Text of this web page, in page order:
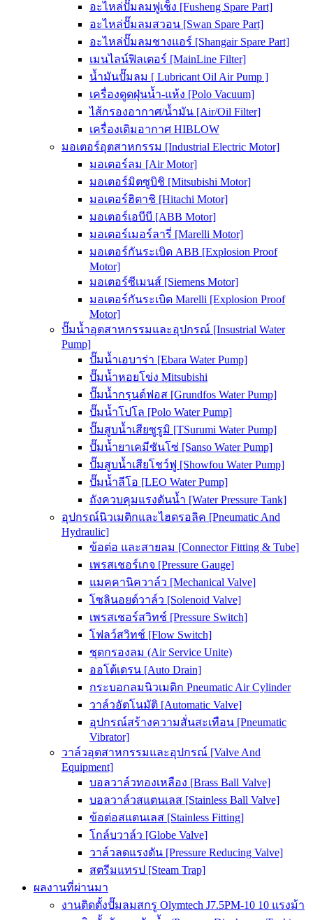
อะไหล่ปั๊มลมฟูเช็ง [Fusheng Spare Part]
อะไหล่ปั๊มลมสวอน [Swan Spare Part]
อะไหล่ปั๊มลมชางแอร์ [Shangair Spare Part]
เมนไลน์ฟิลเตอร์ [MainLine Filter]
น้ำมันปั๊มลม [ Lubricant Oil Air Pump ]
เครื่องดูดฝุ่นน้ำ-แห้ง [Polo Vacuum]
ไส้กรองอากาศ/น้ำมัน [Air/Oil Filter]
เครื่องเติมอากาศ HIBLOW
มอเตอร์อุตสาหกรรม [Industrial Electric Motor]
มอเตอร์ลม [Air Motor]
มอเตอร์มิตซูบิชิ [Mitsubishi Motor]
มอเตอร์ฮิตาชิ [Hitachi Motor]
มอเตอร์เอบีบี [ABB Motor]
มอเตอร์เมอร์ลารี่ [Marelli Motor]
มอเตอร์กันระเบิด ABB [Explosion Proof
Motor]
มอเตอร์ซีเมนส์ [Siemens Motor]
มอเตอร์กันระเบิด Marelli [Explosion Proof
Motor]
ปั๊มน้ำอุตสาหกรรมและอุปกรณ์ [Insustrial Water
Pump]
ปั๊มน้ำเอบาร่า [Ebara Water Pump]
ปั๊มน้ำหอยโข่ง Mitsubishi
ปั๊มน้ำกรุนด์ฟอส [Grundfos Water Pump]
ปั๊มน้ำโปโล [Polo Water Pump]
ปั๊มสูบน้ำเสียซูรูมิ [TSurumi Water Pump]
ปั๊มน้ำยาเคมีซันโซ่ [Sanso Water Pump]
ปั๊มสูบน้ำเสียโชว์ฟู [Showfou Water Pump]
ปั๊มน้ำลีโอ [LEO Water Pump]
ถังควบคุมแรงดันน้ำ [Water Pressure Tank]
อุปกรณ์นิวเมติกและไฮดรอลิค [Pneumatic And
Hydraulic]
ข้อต่อ และสายลม [Connector Fitting & Tube]
เพรสเชอร์เกจ [Pressure Gauge]
แมคคานิควาล์ว [Mechanical Valve]
โซลินอยด์วาล์ว [Solenoid Valve]
เพรสเชอร์สวิทช์ [Pressure Switch]
โฟลว์สวิทช์ [Flow Switch]
ชุดกรองลม (Air Service Unite)
ออโต้เดรน [Auto Drain]
กระบอกลมนิวเมติก Pneumatic Air Cylinder
วาล์วอัตโนมัติ [Automatic Valve]
อุปกรณ์สร้างความสั่นสะเทือน [Pneumatic
Vibrator]
วาล์วอุตสาหกรรมและอุปกรณ์ [Valve And
Equipment]
บอลวาล์วทองเหลือง [Brass Ball Valve]
บอลวาล์วสแตนเลส [Stainless Ball Valve]
ข้อต่อสแตนเลส [Stainless Fitting]
โกล์บวาล์ว [Globe Valve]
วาล์วลดแรงดัน [Pressure Reducing Valve]
สตรีมแทรป [Steam Trap]
ผลงานที่ผ่านมา
งานติดตั้งปั๊มลมสกรู Olymtech J7.5PM-10 10 แรงม้า